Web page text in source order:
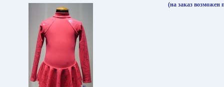
(на заказ возможен